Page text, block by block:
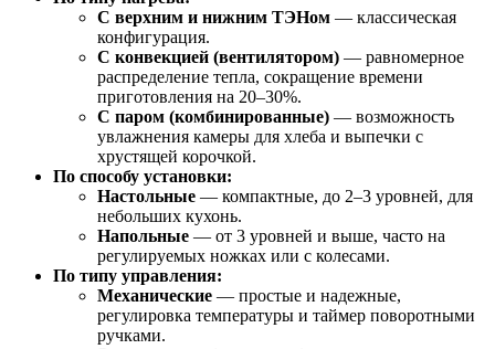
С верхним и нижним ТЭНом — классическая
конфигурация.
С конвекцией (вентилятором) — равномерное
распределение тепла, сокращение времени
приготовления на 20–30%.
С паром (комбинированные) — возможность
увлажнения камеры для хлеба и выпечки с
хрустящей корочкой.
По способу установки:
Настольные — компактные, до 2–3 уровней, для
небольших кухонь.
Напольные — от 3 уровней и выше, часто на
регулируемых ножках или с колесами.
По типу управления:
Механические — простые и надежные,
регулировка температуры и таймер поворотными
ручками.